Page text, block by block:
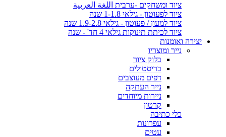
ציוד ומשחקים -ערבית اللغة العربية
ציוד לפעוטון - גילאי 1-1.8 שנה
ציוד למעון / פעוטון - גילאי 1.9-2.8 שנה
ציוד לכיתת תינוקות גילאי 4 חד' - שנה
יצירה ואומנות
נייר ומוצריו
בלוק ציור
בריסטולים
דפים מעוצבים
נייר העתקה
ניירות מיוחדים
קרטון
כלי כתיבה
עפרונות
עטים